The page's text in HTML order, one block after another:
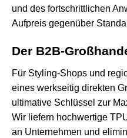
und des fortschrittlichen
Aufpreis gegenüber
Der B2B-
Für Styling-Shops und
eines werkseitig direkten
ultimative Schlüssel zur
Wir liefern hochwertige
an Unternehmen und